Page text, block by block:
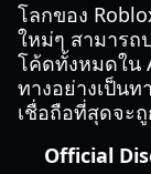
โลกของ
ใหม่ๆ สามารถ
โค้ดทั้งหมดใน
ทางอย่างเป็น
เชื่อถือที่สุดจะ
Official